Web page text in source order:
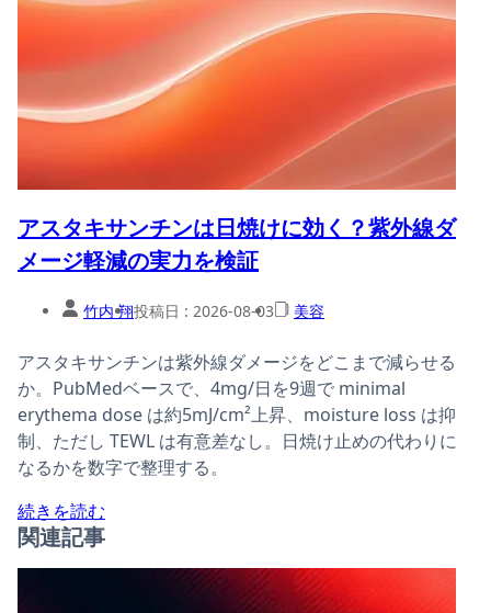
アスタキサンチンは日焼けに効く？紫外線ダ
メージ軽減の実力を検証
竹内 翔投稿日 : 2026-08-03 美容
アスタキサンチンは紫外線ダメージをどこまで減らせる
か。PubMedベースで、4mg/日を9週で minimal
erythema dose は約5mJ/cm²上昇、moisture loss は抑
制、ただし TEWL は有意差なし。日焼け止めの代わりに
なるかを数字で整理する。
続きを読む
関連記事